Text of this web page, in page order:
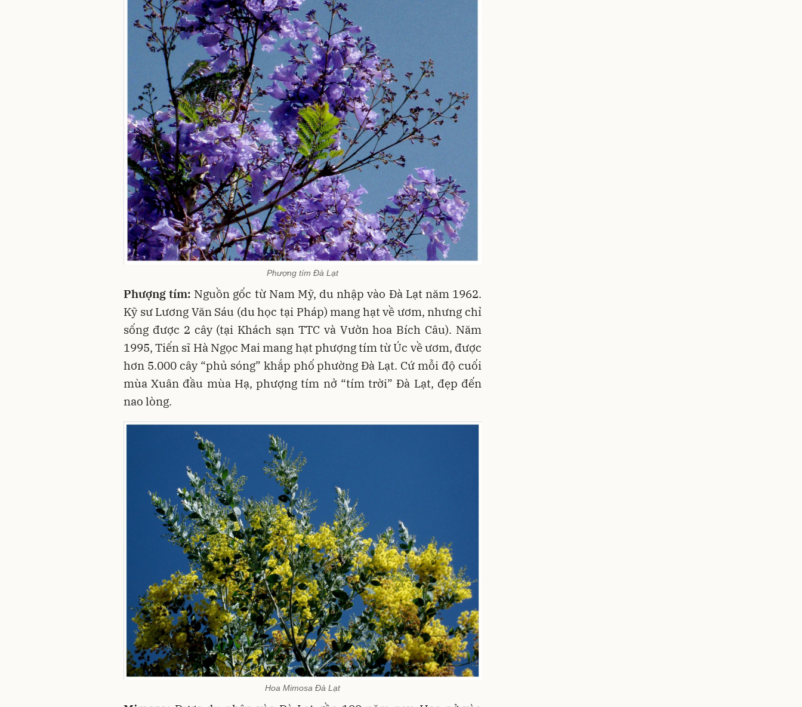
Phượng tím Đà Lạt
Phượng tím: Nguồn gốc từ Nam Mỹ, du nhập vào Đà Lạt năm 1962.
Kỹ sư Lương Văn Sáu (du học tại Pháp) mang hạt về ươm, nhưng chỉ
sống được 2 cây (tại Khách sạn TTC và Vườn hoa Bích Câu). Năm
1995, Tiến sĩ Hà Ngọc Mai mang hạt phượng tím từ Úc về ươm, được
hơn 5.000 cây “phủ sóng” khắp phố phường Đà Lạt. Cứ mỗi độ cuối
mùa Xuân đầu mùa Hạ, phượng tím nở “tím trời” Đà Lạt, đẹp đến
nao lòng.
Hoa Mimosa Đà Lạt